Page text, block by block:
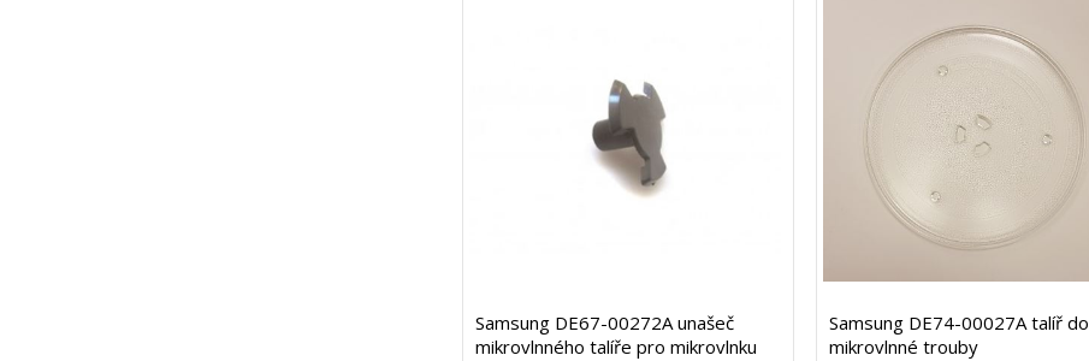
Samsung DE67-00272A unašeč
mikrovlnného talíře pro mikrovlnku
Samsung DE74-00027A talíř do
mikrovlnné trouby